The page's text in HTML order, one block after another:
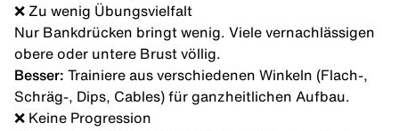
❌ Zu wenig Übungsvielfalt
Nur Bankdrücken bringt wenig. Viele vernachlässigen
obere oder untere Brust völlig.
Besser: Trainiere aus verschiedenen Winkeln (Flach-,
Schräg-, Dips, Cables) für ganzheitlichen Aufbau.
❌ Keine Progression